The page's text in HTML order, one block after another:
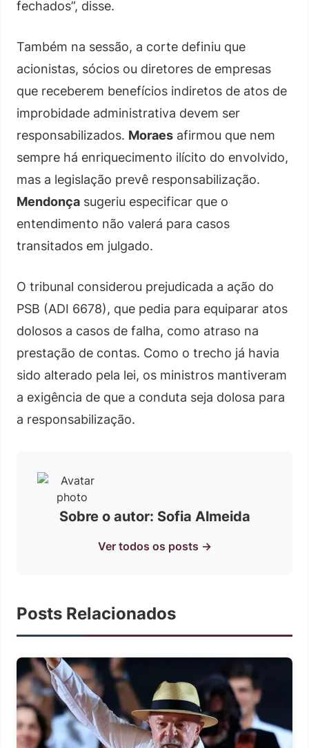
fechados”, disse.
Também na sessão, a corte definiu que
acionistas, sócios ou diretores de empresas
que receberem benefícios indiretos de atos de
improbidade administrativa devem ser
responsabilizados. Moraes afirmou que nem
sempre há enriquecimento ilícito do envolvido,
mas a legislação prevê responsabilização.
Mendonça sugeriu especificar que o
entendimento não valerá para casos
transitados em julgado.
O tribunal considerou prejudicada a ação do
PSB (ADI 6678), que pedia para equiparar atos
dolosos a casos de falha, como atraso na
prestação de contas. Como o trecho já havia
sido alterado pela lei, os ministros mantiveram
a exigência de que a conduta seja dolosa para
a responsabilização.
Sobre o autor: Sofia Almeida
Ver todos os posts →
Posts Relacionados